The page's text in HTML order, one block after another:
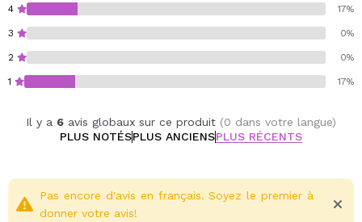
4 17%
3 0%
2 0%
1 17%
Il y a 6 avis globaux sur ce produit (0 dans votre langue)
PLUS NOTÉSPLUS ANCIENSPLUS RÉCENTS
Pas encore d'avis en français. Soyez le premier à
donner votre avis!